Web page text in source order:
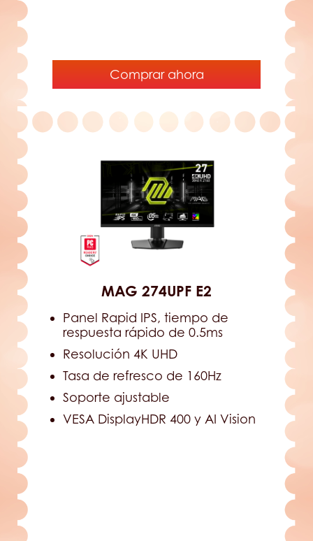
Comprar ahora
MAG 274UPF E2
Panel Rapid IPS, tiempo de
respuesta rápido de 0.5ms
Resolución 4K UHD
Tasa de refresco de 160Hz
Soporte ajustable
VESA DisplayHDR 400 y AI Vision